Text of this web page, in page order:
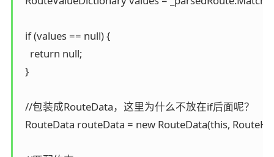
  if (values == null) {
    return null;
  }
  //包装成RouteData，这里为什么不放在if后面呢？
RouteData routeData = new RouteData(this,